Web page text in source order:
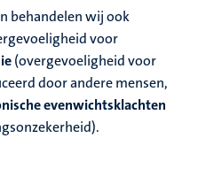
behandelen wij ook
voor
(overgevoeligheid voor
door andere mensen,
evenwichtsklachten